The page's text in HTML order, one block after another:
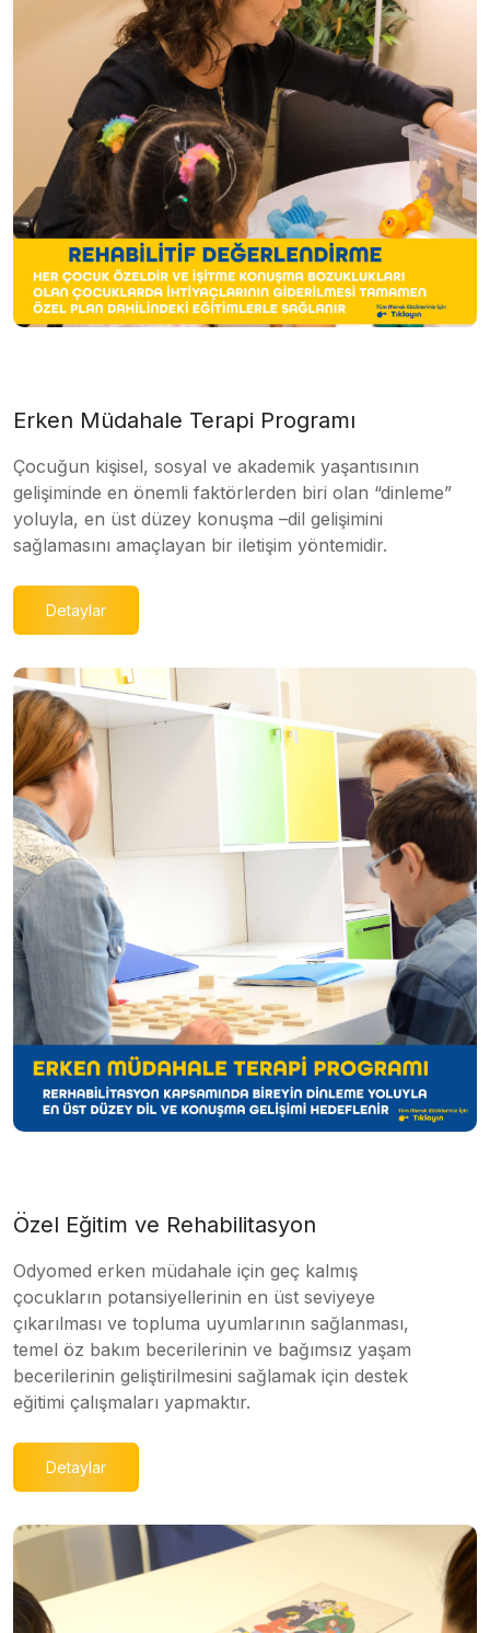
Erken Müdahale Terapi Programı
Çocuğun kişisel, sosyal ve akademik yaşantısının
gelişiminde en önemli faktörlerden biri olan “dinleme”
yoluyla, en üst düzey konuşma –dil gelişimini
sağlamasını amaçlayan bir iletişim yöntemidir.
Detaylar
Özel Eğitim ve Rehabilitasyon
Odyomed erken müdahale için geç kalmış
çocukların potansiyellerinin en üst seviyeye
çıkarılması ve topluma uyumlarının sağlanması,
temel öz bakım becerilerinin ve bağımsız yaşam
becerilerinin geliştirilmesini sağlamak için destek
eğitimi çalışmaları yapmaktır.
Detaylar